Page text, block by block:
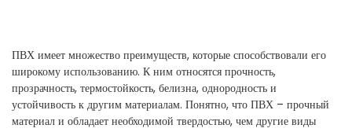
ПВХ имеет множество преимуществ, которые способствовали его
широкому использованию. К ним относятся прочность,
прозрачность, термостойкость, белизна, однородность и
устойчивость к другим материалам. Понятно, что ПВХ – прочный
материал и обладает необходимой твердостью, чем другие виды